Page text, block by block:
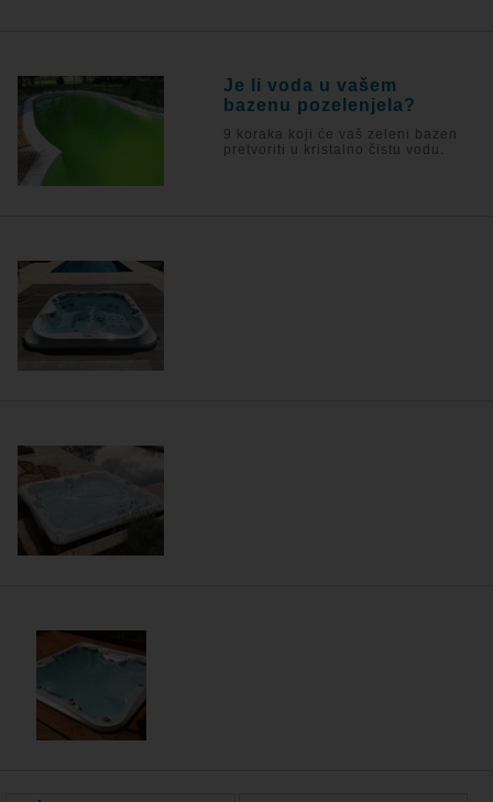
Je li voda u vašem
bazenu pozelenjela?
9 koraka koji će vaš zeleni bazen
pretvoriti u kristalno čistu vodu.